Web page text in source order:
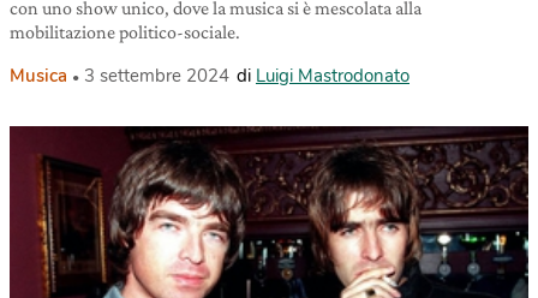
con uno show unico, dove la musica si è mescolata alla
mobilitazione politico-sociale.
Musica 3 settembre 2024 di Luigi Mastrodonato